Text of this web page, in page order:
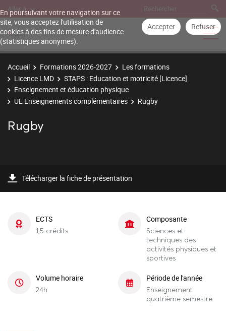
En poursuivant votre navigation sur ce
site, vous acceptez l'utilisation de
cookies à des fins de mesure d'audience
(statistiques anonymes).
Accepter Refuser
Aller à
Accueil Formations 2026-2027
Les formations
Licence LMD
STAPS : Education et motricité [Licence]
Enseignement et éducation physique
UE Enseignements complémentaires
Rugby
Rugby
Télécharger la fiche de présentation
ECTS
1,5 crédits
Composante
Sciences et
techniques des
activités physiques et
sportives
Volume horaire
24h
Période de l'année
Enseignement
quatrième semestre